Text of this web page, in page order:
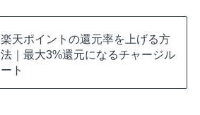
楽天ポイントの還元率を上げる方
法｜最大3%還元になるチャージル
ート